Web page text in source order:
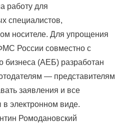
работу для
специалистов,
носителе. Для упрощения
России совместно с
бизнеса (АЕБ) разработан
— представителям
заявления и все
электронном виде.
Ромодановский